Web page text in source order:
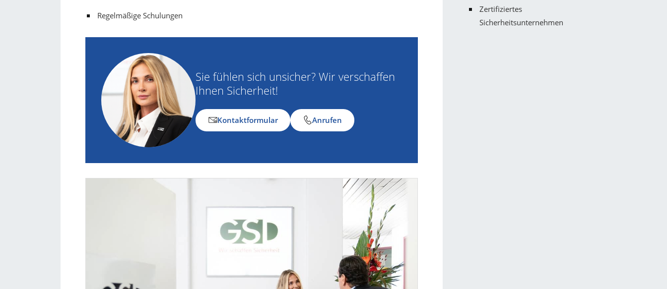
Regelmäßige Schulungen
Sie fühlen sich unsicher? Wir verschaffen
Ihnen Sicherheit!
Kontaktformular Anrufen
Zertifiziertes
Sicherheitsunternehmen